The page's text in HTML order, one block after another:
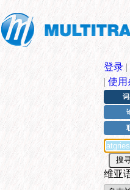
登录 |
| 使用
维亚